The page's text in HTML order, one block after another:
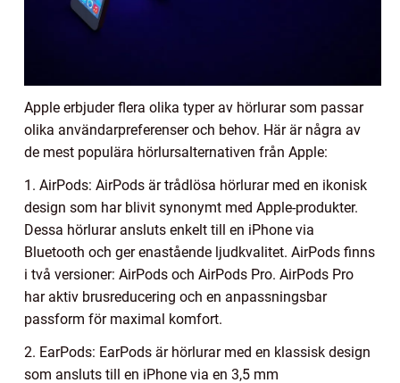
Apple erbjuder flera olika typer av hörlurar som passar
olika användarpreferenser och behov. Här är några av
de mest populära hörlursalternativen från Apple:
1. AirPods: AirPods är trådlösa hörlurar med en ikonisk
design som har blivit synonymt med Apple-produkter.
Dessa hörlurar ansluts enkelt till en iPhone via
Bluetooth och ger enastående ljudkvalitet. AirPods finns
i två versioner: AirPods och AirPods Pro. AirPods Pro
har aktiv brusreducering och en anpassningsbar
passform för maximal komfort.
2. EarPods: EarPods är hörlurar med en klassisk design
som ansluts till en iPhone via en 3,5 mm